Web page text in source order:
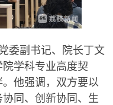
委副书记、院长丁文
学科专业高度契
他强调，双方要以
同、创新协同、生